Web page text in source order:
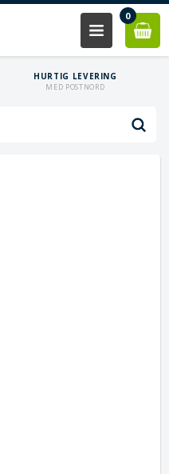
0
HURTIG LEVERING
MED POSTNORD